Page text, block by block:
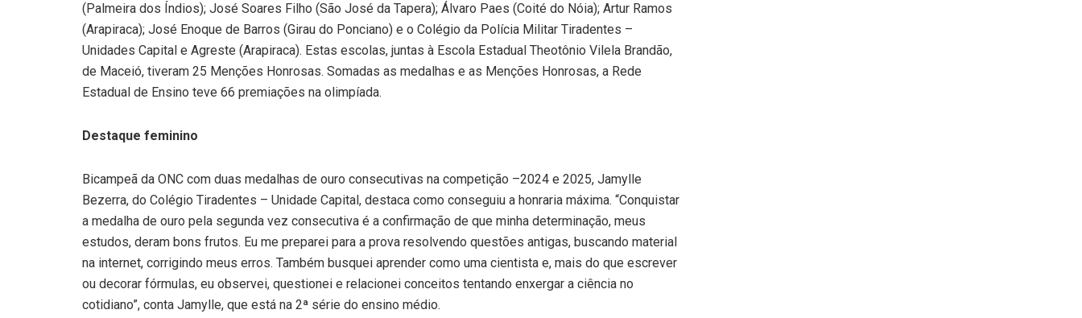
(Palmeira dos Índios); José Soares Filho (São José da Tapera); Álvaro Paes (Coité do Nóia); Artur Ramos
(Arapiraca); José Enoque de Barros (Girau do Ponciano) e o Colégio da Polícia Militar Tiradentes –
Unidades Capital e Agreste (Arapiraca). Estas escolas, juntas à Escola Estadual Theotônio Vilela Brandão,
de Maceió, tiveram 25 Menções Honrosas. Somadas as medalhas e as Menções Honrosas, a Rede
Estadual de Ensino teve 66 premiações na olimpíada.
Destaque feminino
Bicampeã da ONC com duas medalhas de ouro consecutivas na competição –2024 e 2025, Jamylle
Bezerra, do Colégio Tiradentes – Unidade Capital, destaca como conseguiu a honraria máxima. “Conquistar
a medalha de ouro pela segunda vez consecutiva é a confirmação de que minha determinação, meus
estudos, deram bons frutos. Eu me preparei para a prova resolvendo questões antigas, buscando material
na internet, corrigindo meus erros. Também busquei aprender como uma cientista e, mais do que escrever
ou decorar fórmulas, eu observei, questionei e relacionei conceitos tentando enxergar a ciência no
cotidiano”, conta Jamylle, que está na 2ª série do ensino médio.